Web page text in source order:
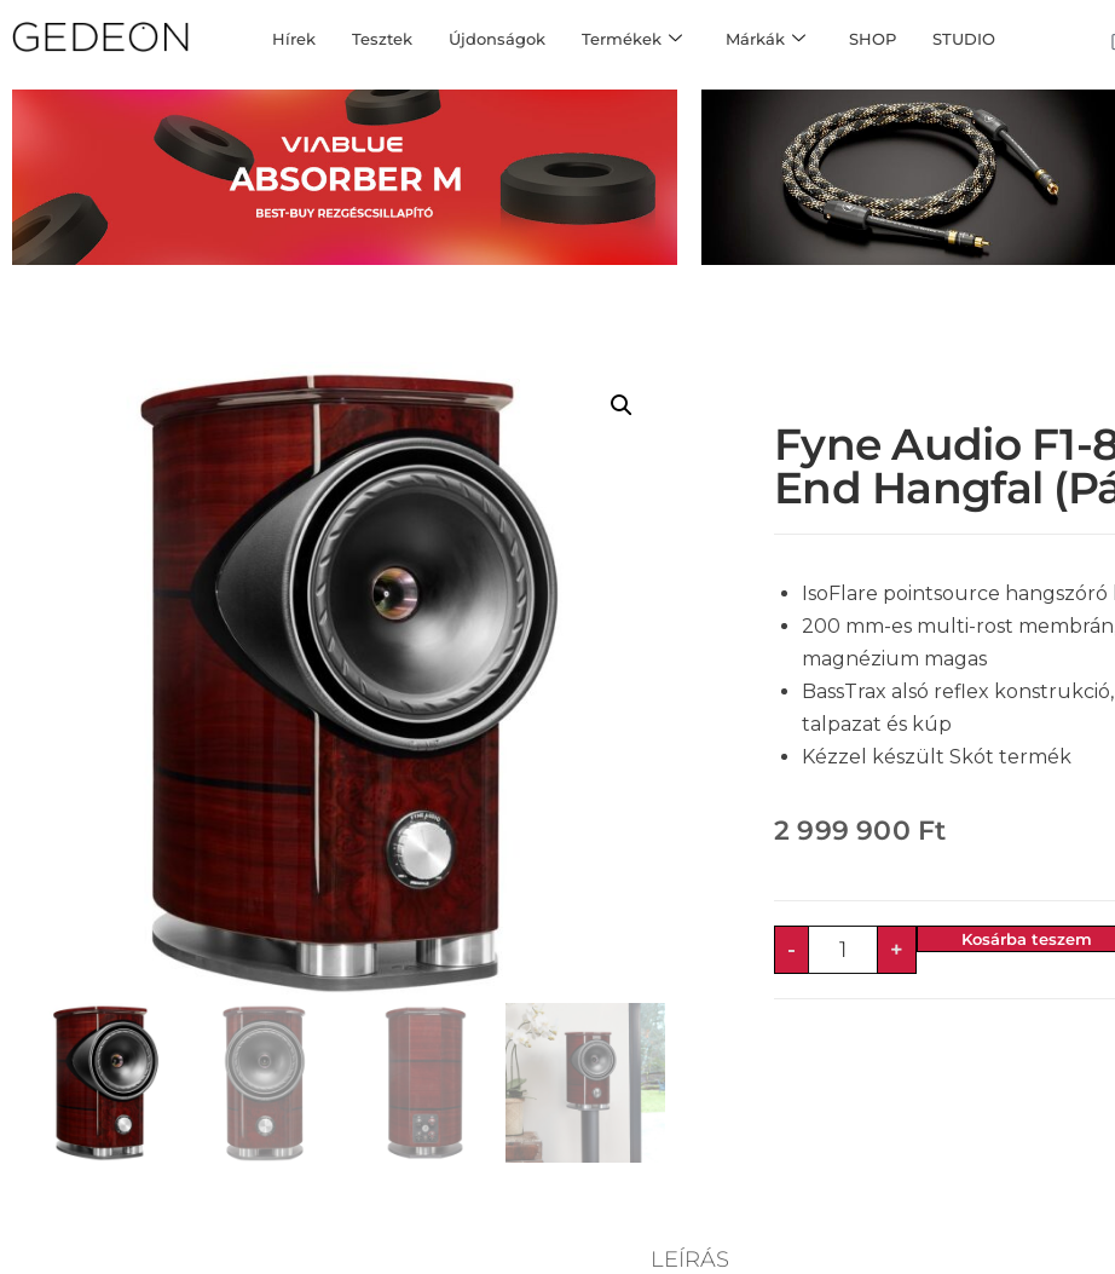
Hírek Tesztek Újdonságok Termékek Márkák SHOP STUDIO
Fyne Audio F1-
End Hangfal
IsoFlare pointsource
200 mm-es multi-rost
magnézium magas
BassTrax alsó reflex
talpazat és kúp
Kézzel készült Skót termék
2 999 900 Ft
- + Kosárba teszem
LEÍRÁS